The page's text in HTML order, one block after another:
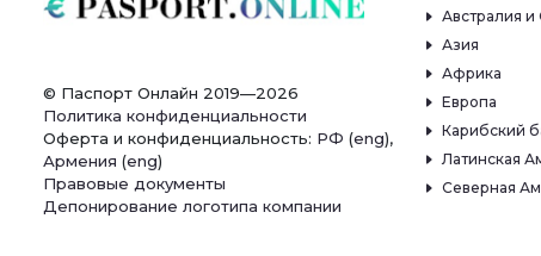
© Паспорт Онлайн 2019—2026
Политика конфиденциальности
Оферта и конфиденциальность: РФ (eng),
Армения (eng)
Правовые документы
Депонирование логотипа компании
Австралия и
Азия
Африка
Европа
Карибский
Латинская
Северная